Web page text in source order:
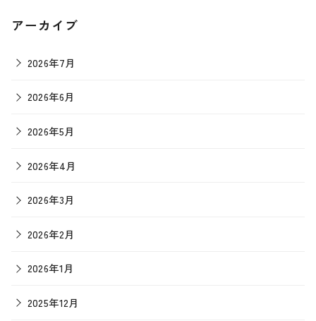
アーカイブ
2026年7月
2026年6月
2026年5月
2026年4月
2026年3月
2026年2月
2026年1月
2025年12月